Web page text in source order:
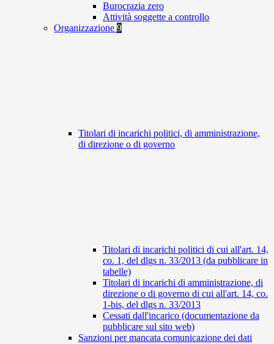
Burocrazia zero
Attività soggette a controllo
Organizzazione 9
Titolari di incarichi politici, di amministrazione,
di direzione o di governo
Titolari di incarichi politici di cui all'art. 14,
co. 1, del dlgs n. 33/2013 (da pubblicare in
tabelle)
Titolari di incarichi di amministrazione, di
direzione o di governo di cui all'art. 14, co.
1-bis, del dlgs n. 33/2013
Cessati dall'incarico (documentazione da
pubblicare sul sito web)
Sanzioni per mancata comunicazione dei dati